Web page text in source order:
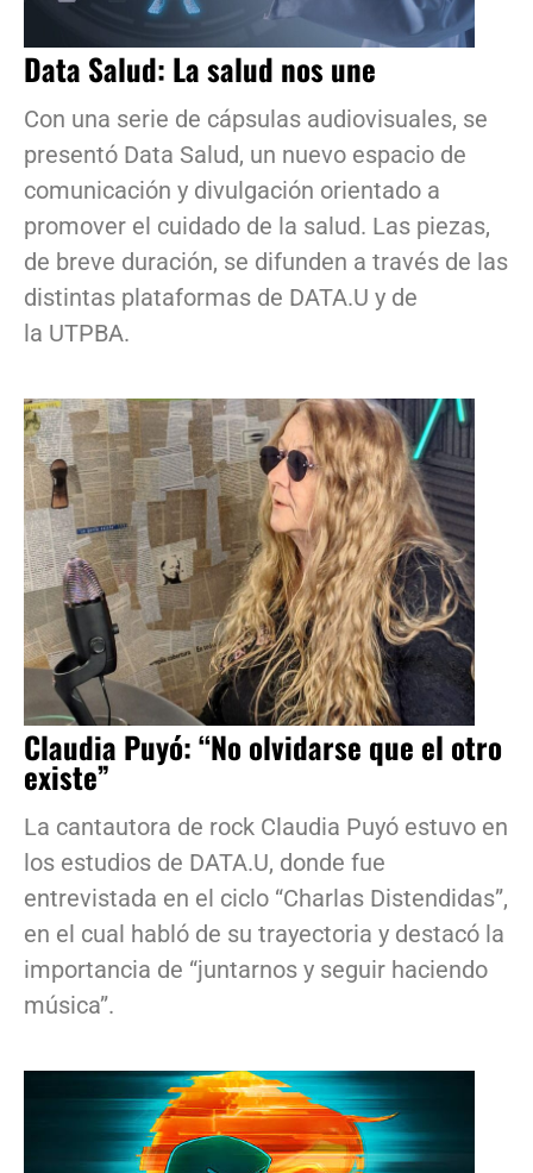
Data Salud: La salud nos une
Con una serie de cápsulas audiovisuales, se
presentó Data Salud, un nuevo espacio de
comunicación y divulgación orientado a
promover el cuidado de la salud. Las piezas,
de breve duración, se difunden a través de las
distintas plataformas de DATA.U y de
la UTPBA.
Claudia Puyó: “No olvidarse que el otro
existe”
La cantautora de rock Claudia Puyó estuvo en
los estudios de DATA.U, donde fue
entrevistada en el ciclo “Charlas Distendidas”,
en el cual habló de su trayectoria y destacó la
importancia de “juntarnos y seguir haciendo
música”.